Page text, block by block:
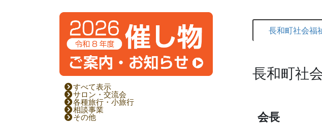
長和町社会福
長和町社
会長
すべて表示
サロン・交流会
各種旅行・小旅行
相談事業
その他